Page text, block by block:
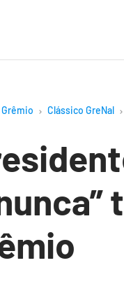
Clássico GreNal